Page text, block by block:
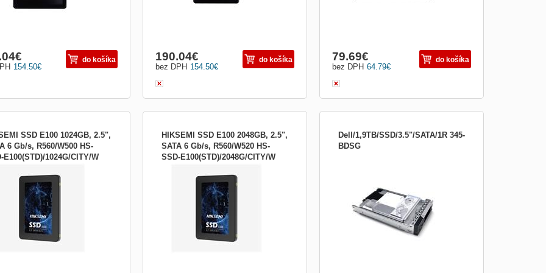
154.50€
€ do košíka
154.50€
bez DPH
190.04€ do košíka
64.79€
bez DPH
79.69€ do košíka
SSD E100 1024GB, 2.5",
6 Gb/s, R560/W500 HS-
E100(STD)/1024G/CITY/W
000; Rozhranie:interní Serial ATA
otáčok (v RPM):SSD; Typ
HIKSEMI SSD E100 2048GB, 2.5",
SATA 6 Gb/s, R560/W520 HS-
SSD-E100(STD)/2048G/CITY/W
(v GB):2 000; Rozhranie:interní Serial ATA
III; Rýchlosť otáčok (v RPM):SSD; Typ
Dell/1,9TB/SSD/3.5"/SATA/1R 345-
BDSG
2,5&quot; disk) HotPlug: Ano (součástí
disku je HotPlug rámeček) Disk je
kompatibilní s DELL servery: PowerEdge
C6420 PowerEdge C6525 PowerEdge
HS5610...